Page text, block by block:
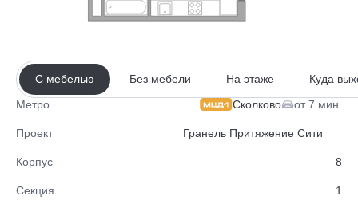
Метро Сколково от 7 мин.
Проект Гранель Притяжение Сити
Корпус 8
Секция 1
С мебелью Без мебели На этаже Куда